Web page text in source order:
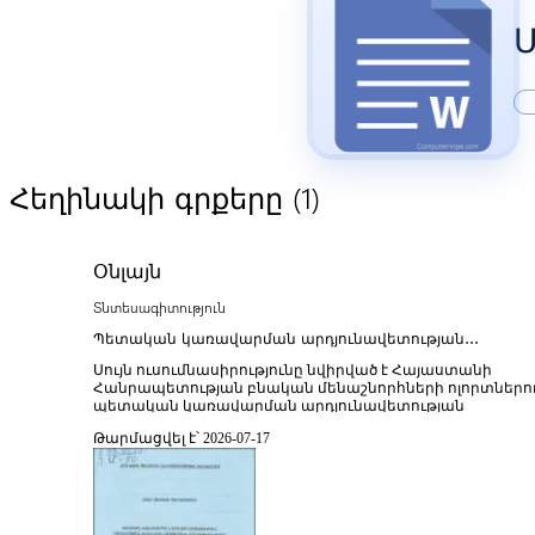
Հեղինակի գրքերը (1)
Օնլայն
Տնտեսագիտություն
Պետական կառավարման արդյունավետության
բնական մենաշնորհների ոլորտներում
Սույն ուսումնասիրությունը նվիրված է Հայաստանի
Հանրապետության բնական մենաշնորհների
պետական կառավարման արդյունավետության
կառավարման մոդելների բարեփոխման,
գործունեության թափանցիկության և տնտեսական
Աշխատությունը վերլուծում է բնական ռեսուրսների
մրցակցության խթանման և հարկային ու ֆինանսական
Թարմացվել է՝ 2026-07-17